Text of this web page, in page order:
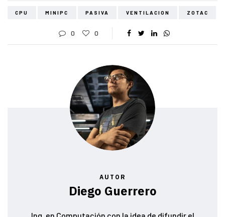
CPU MINIPC PASIVA VENTILACION ZOTAC
0 0
AUTOR
Diego Guerrero